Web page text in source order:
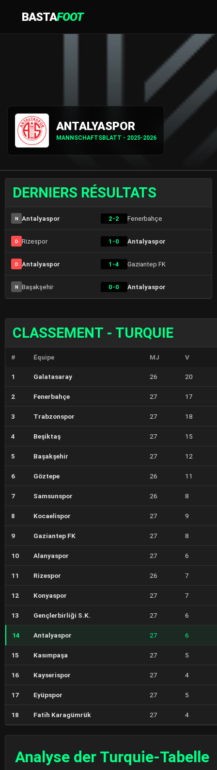
BASTAFOOT
ANTALYASPOR
MANNSCHAFTSBLATT - 2025-2026
DERNIERS RÉSULTATS
N Antalyaspor 2-2 Fenerbahçe
D Rizespor 1-0 Antalyaspor
D Antalyaspor 1-4 Gaziantep FK
N Başakşehir 0-0 Antalyaspor
CLASSEMENT - TURQUIE
# Équipe MJ V
1 Galatasaray 26 20
2 Fenerbahçe 27 17
3 Trabzonspor 27 18
4 Beşiktaş 27 15
5 Başakşehir 27 12
6 Göztepe 26 11
7 Samsunspor 26 8
8 Kocaelispor 27 9
9 Gaziantep FK 27 8
10 Alanyaspor 27 6
11 Rizespor 26 7
12 Konyaspor 27 7
13 Gençlerbirliği S.K. 27 6
14 Antalyaspor 27 6
15 Kasımpaşa 27 5
16 Kayserispor 27 4
17 Eyüpspor 27 5
18 Fatih Karagümrük 27 4
Analyse der Turquie-Tabelle